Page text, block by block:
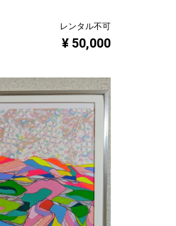
レンタル不可
¥ 50,000